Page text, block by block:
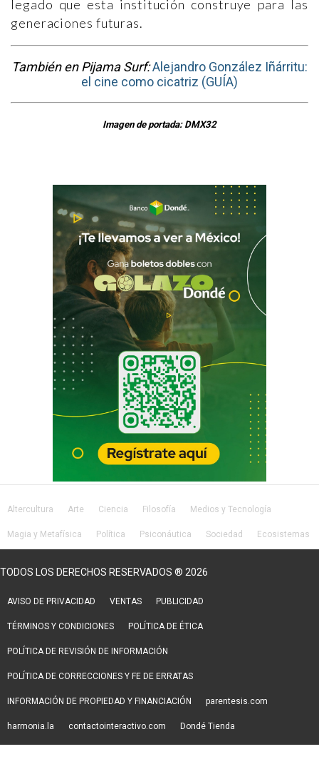
legado que esta institución construye para las
generaciones futuras.
También en Pijama Surf:Alejandro González Iñárritu:
el cine como cicatriz (GUÍA)
Imagen de portada: DMX32
Altercultura Arte Ciencia Filosofía Medios y Tecnología
Magia y Metafísica Política Psiconáutica Sociedad Ecosistemas
TODOS LOS DERECHOS RESERVADOS ® 2026
AVISO DE PRIVACIDAD VENTAS PUBLICIDAD
TÉRMINOS Y CONDICIONES POLÍTICA DE ÉTICA
POLÍTICA DE REVISIÓN DE INFORMACIÓN
POLÍTICA DE CORRECCIONES Y FE DE ERRATAS
INFORMACIÓN DE PROPIEDAD Y FINANCIACIÓN parentesis.com
harmonia.la contactointeractivo.com Dondé Tienda